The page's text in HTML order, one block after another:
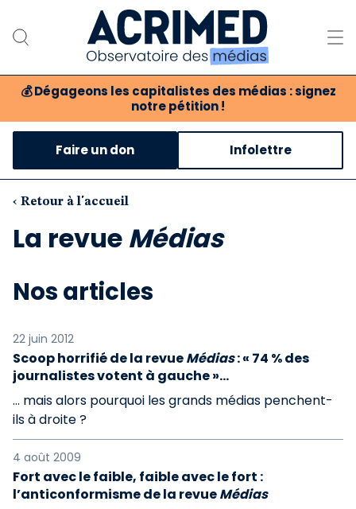
💰 Dégageons les capitalistes des médias : signez
notre pétition !
Notre association
Notre critique des médias
Nos propositions
Notre revue
Boutique
Faire un don Infolettre
‹ Retour à l'accueil
La revue Médias
Nos articles
22 juin 2012
Scoop horrifié de la revueMédias: « 74 % des
journalistes votent à gauche »…
… mais alors pourquoi les grands médias penchent-
ils à droite ?
4 août 2009
Fort avec le faible, faible avec le fort :
l’anticonformisme de la revueMédias